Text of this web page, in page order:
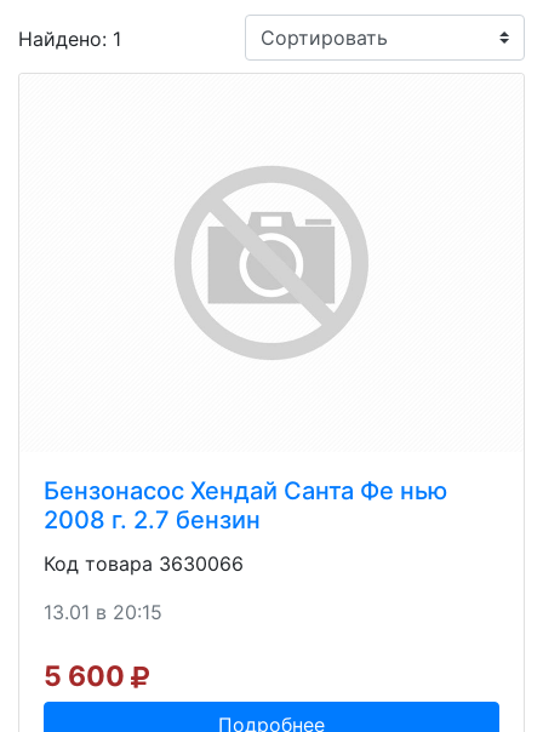
Найдено: 1
Бензонасос Хендай Санта Фе нью
2008 г. 2.7 бензин
Код товара 3630066
13.01 в 20:15
5 600
Подробнее